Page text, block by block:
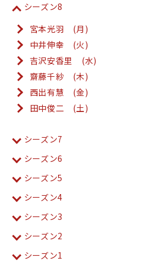
シーズン8
宮本光羽 (月)
中井伸幸 (火)
吉沢安香里 (水)
齋藤千紗 (木)
西出有慧 (金)
田中俊二 (土)
シーズン7
シーズン6
シーズン5
シーズン4
シーズン3
シーズン2
シーズン1